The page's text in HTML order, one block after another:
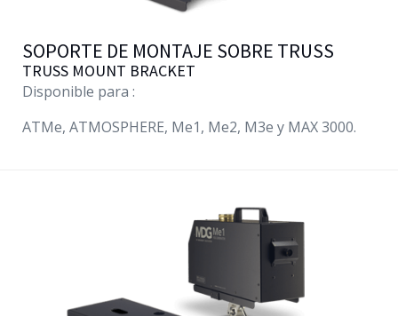
SOPORTE DE MONTAJE SOBRE TRUSS
TRUSS MOUNT BRACKET
Disponible para :
ATMe, ATMOSPHERE, Me1, Me2, M3e y MAX 3000.